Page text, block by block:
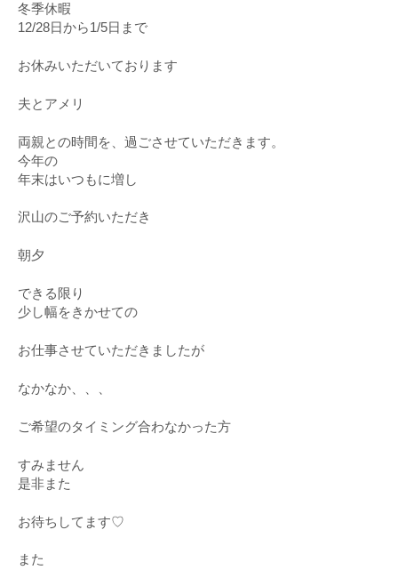
冬季休暇
12/28日から1/5日まで
お休みいただいております
夫とアメリ
両親との時間を、過ごさせていただきます。
今年の
年末はいつもに増し
沢山のご予約いただき
朝夕
できる限り
少し幅をきかせての
お仕事させていただきましたが
なかなか、、、
ご希望のタイミング合わなかった方
すみません
是非また
お待ちしてます♡
また